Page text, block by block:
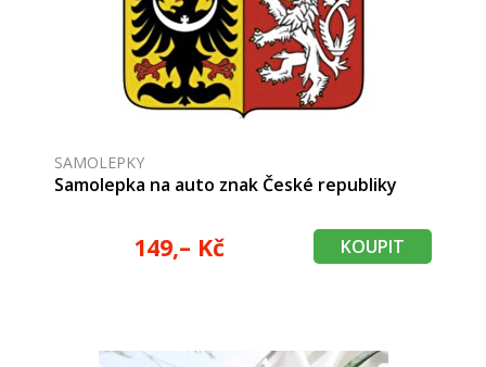
SAMOLEPKY
Samolepka na auto znak České republiky
149,– Kč KOUPIT